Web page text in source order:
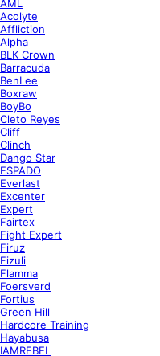
AML
Acolyte
Affliction
Alpha
BLK Crown
Barracuda
BenLee
Boxraw
BoyBo
Cleto Reyes
Cliff
Clinch
Dango Star
ESPADO
Everlast
Excenter
Expert
Fairtex
Fight Expert
Firuz
Fizuli
Flamma
Foersverd
Fortius
Green Hill
Hardcore Training
Hayabusa
IAMREBEL